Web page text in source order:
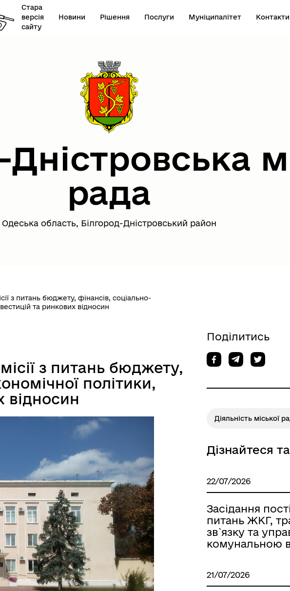
Стара
версія
сайту
Новини Рішення Послуги Муніципалітет Контакти
обласна рада
Герої не вмирають
Державна податкова служба
України
Дністровська
рада
Одеська область, Білгород-Дністровський район
з питань бюджету, фінансів, соціально-
та ринкових відносин
з питань бюджету,
політики,
відносин
Поділитись
Діяльність міської
Дізнайтеся
22/07/2026
Засідання
питань ЖКГ,
зв`язку та
комунальною
21/07/2026